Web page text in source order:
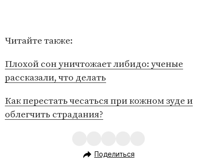
Читайте также:
Плохой сон уничтожает либидо: ученые
рассказали, что делать
Как перестать чесаться при кожном зуде и
облегчить страдания?
Поделиться